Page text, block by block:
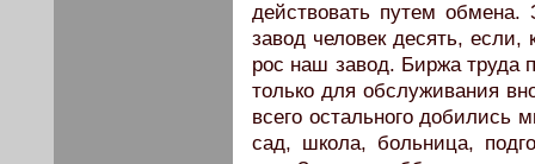
действовать путем обмена.
завод человек десять,
рос наш завод. Биржа труда
только для обслуживания
всего остального добились
сад, школа, больница,